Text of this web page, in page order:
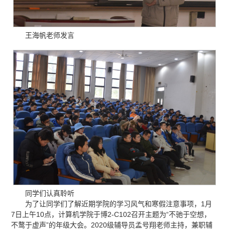
王海帆老师发言
同学们认真聆听
为了让同学们了解近期学院的学习风气和寒假注意事项，1月
7日上午10点，计算机学院于博2-C102召开主题为“不驰于空想，
不鹜于虚声”的年级大会。2020级辅导员孟号翔老师主持，兼职辅